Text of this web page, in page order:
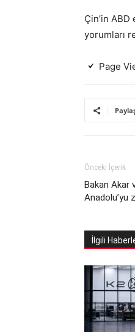
Çin’in
yorumları
Page
Önceki İçerik
Bakan Akar
Anadolu’yu
İlgili